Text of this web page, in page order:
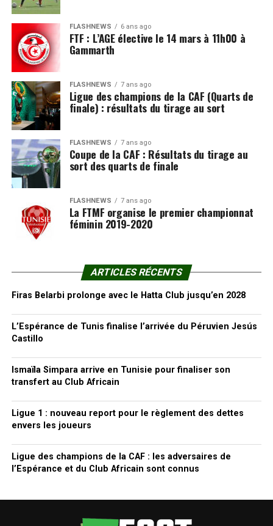
FLASHNEWS 6 ans ago
FTF : L’AGE élective le 14 mars à 11h00 à
Gammarth
FLASHNEWS 7 ans ago
Ligue des champions de la CAF (Quarts de
finale) : résultats du tirage au sort
FLASHNEWS 7 ans ago
Coupe de la CAF : Résultats du tirage au
sort des quarts de finale
FLASHNEWS 7 ans ago
La FTMF organise le premier championnat
féminin 2019-2020
ARTICLES RÉCENTS
Firas Belarbi prolonge avec le Hatta Club jusqu’en 2028
L’Espérance de Tunis finalise l’arrivée du Péruvien Jesús
Castillo
Ismaïla Simpara arrive en Tunisie pour finaliser son
transfert au Club Africain
Ligue 1 : nouveau report pour le règlement des dettes
envers les joueurs
Ligue des champions de la CAF : les adversaires de
l’Espérance et du Club Africain sont connus